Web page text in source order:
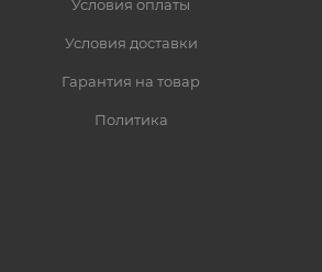
Условия оплаты
Условия доставки
Гарантия на товар
Политика